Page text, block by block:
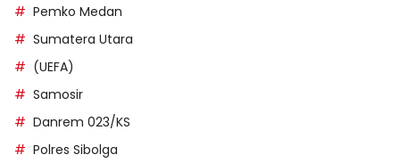
Pemko Medan
Sumatera Utara
(UEFA)
Samosir
Danrem 023/KS
Polres Sibolga